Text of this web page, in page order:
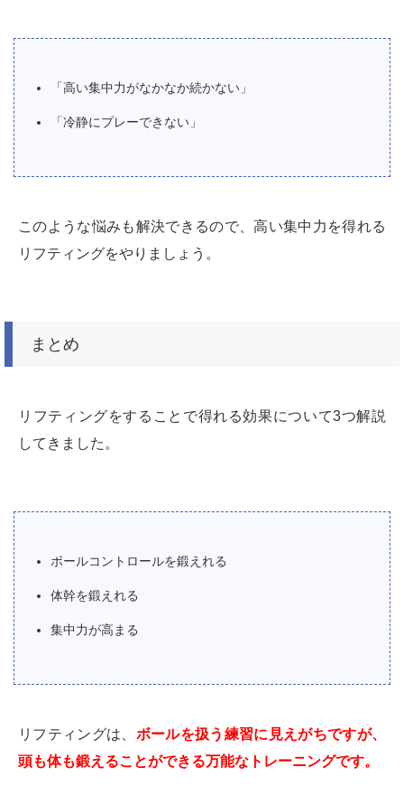
「高い集中力がなかなか続かない」
「冷静にプレーできない」
このような悩みも解決できるので、高い集中力を得れる
リフティングをやりましょう。
まとめ
リフティングをすることで得れる効果について3つ解説
してきました。
ボールコントロールを鍛えれる
体幹を鍛えれる
集中力が高まる
リフティングは、 ボールを扱う練習に見えがちですが、
頭も体も鍛えることができる万能なトレーニングです。